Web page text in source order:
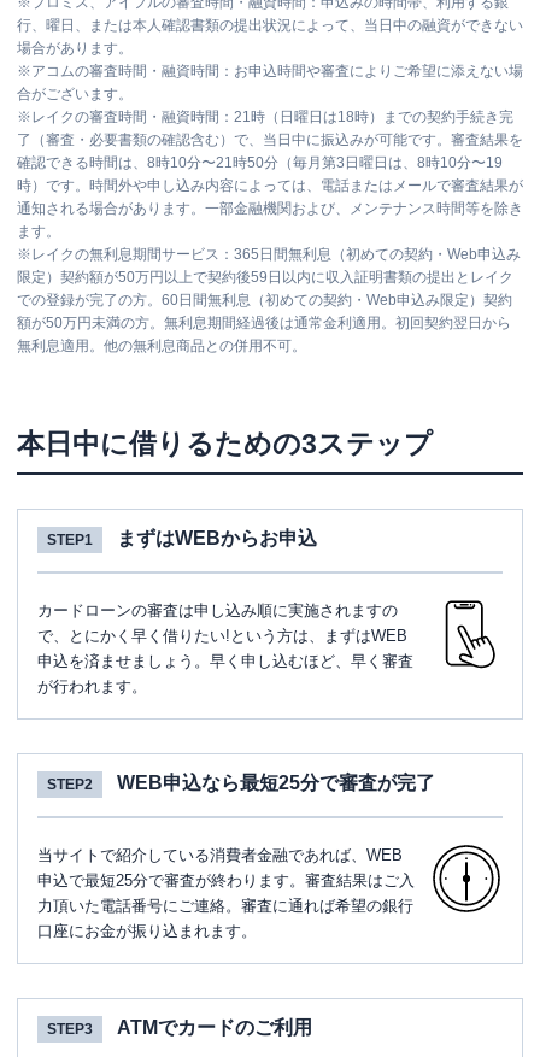
行、曜日、または本人確認書類の提出状況によって、当日中の融資ができない
場合があります。
※アコムの審査時間・融資時間：お申込時間や審査によりご希望に添えない場
合がございます。
※ レイクの審査時間・融資時間：21時（日曜日は18時）までの契約手続き完
了（審査・必要書類の確認含む）で、当日中に振込みが可能です。審査結果を
確認できる時間は、8時10分〜21時50分（毎月第3日曜日は、8時10分〜19
時）です。時間外や申し込み内容によっては、電話またはメールで審査結果が
通知される場合があります。一部金融機関および、メンテナンス時間等を除き
ます。
※ レイクの無利息期間サービス：365日間無利息（初めての契約・Web申込み
限定）契約額が50万円以上で契約後59日以内に収入証明書類の提出とレイク
での登録が完了の方。60日間無利息（初めての契約・Web申込み限定）契約
額が50万円未満の方。無利息期間経過後は通常金利適用。初回契約翌日から
無利息適用。他の無利息商品との併用不可。
本日中に借りるための3ステップ
STEP1 まずはWEBからお申込
カードローンの審査は申し込み順に実施されますの
で、とにかく早く借りたい!という方は、まずはWEB
申込を済ませましょう。早く申し込むほど、早く審査
が行われます。
STEP2 WEB申込なら最短25分で審査が完了
当サイトで紹介している消費者金融であれば、WEB
申込で最短25分で審査が終わります。審査結果はご入
力頂いた電話番号にご連絡。審査に通れば希望の銀行
口座にお金が振り込まれます。
STEP3 ATMでカードのご利用